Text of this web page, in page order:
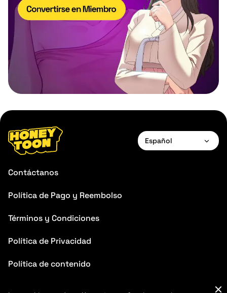
Español
Contáctanos
Política de Pago y Reembolso
Términos y Condiciones
Política de Privacidad
Política de contenido